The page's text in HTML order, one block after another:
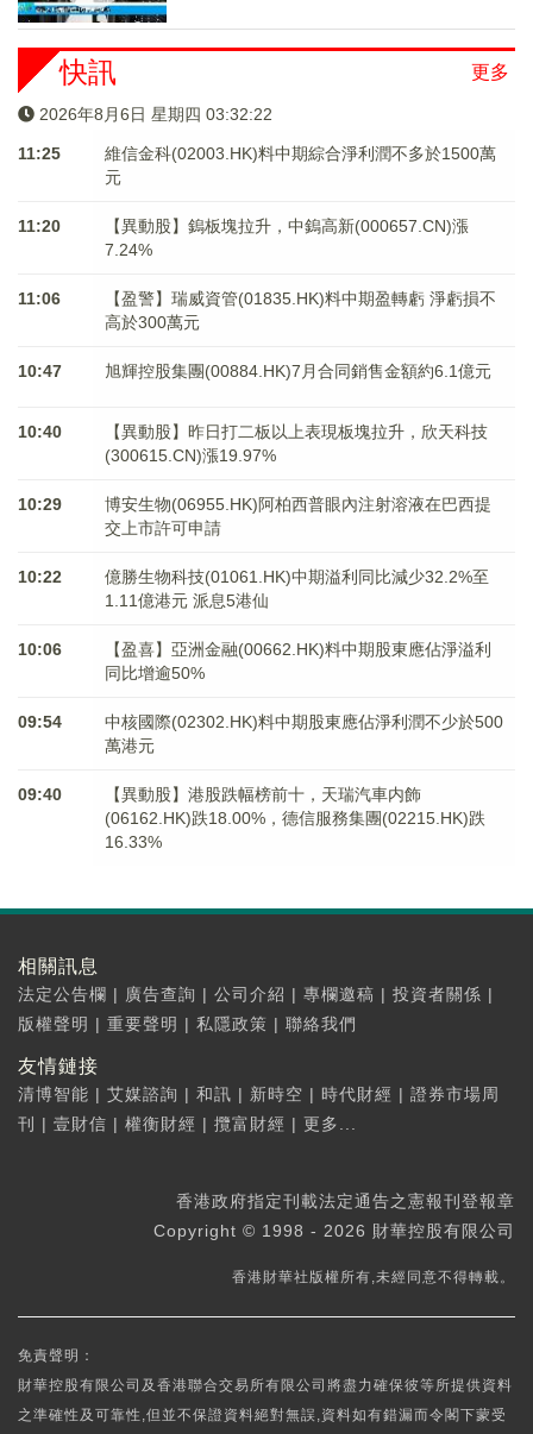
更多
快訊
2026年8月6日 星期四 03:32:22
11:25
維信金科(02003.HK)料中期綜合淨利潤不多於1500萬
元
11:20
【異動股】鎢板塊拉升，中鎢高新(000657.CN)漲
7.24%
11:06
【盈警】瑞威資管(01835.HK)料中期盈轉虧 淨虧損不
高於300萬元
10:47 旭輝控股集團(00884.HK)7月合同銷售金額約6.1億元
10:40
【異動股】昨日打二板以上表現板塊拉升，欣天科技
(300615.CN)漲19.97%
10:29
博安生物(06955.HK)阿柏西普眼內注射溶液在巴西提
交上市許可申請
10:22
億勝生物科技(01061.HK)中期溢利同比減少32.2%至
1.11億港元 派息5港仙
10:06
【盈喜】亞洲金融(00662.HK)料中期股東應佔淨溢利
同比增逾50%
09:54
中核國際(02302.HK)料中期股東應佔淨利潤不少於500
萬港元
09:40
【異動股】港股跌幅榜前十，天瑞汽車内飾
(06162.HK)跌18.00%，德信服務集團(02215.HK)跌
16.33%
相關訊息
法定公告欄 | 廣告查詢 | 公司介紹 | 專欄邀稿 | 投資者關係 |
版權聲明 | 重要聲明 | 私隱政策 | 聯絡我們
友情鏈接
清博智能 | 艾媒諮詢 | 和訊 | 新時空 | 時代財經 | 證券市場周
刊
| 壹財信 | 權衡財經 | 攬富財經 | 更多...
香港政府指定刊載法定通告之憲報刊登報章
Copyright © 1998 - 2026 財華控股有限公司
香港財華社版權所有,未經同意不得轉載。
免責聲明：
財華控股有限公司及香港聯合交易所有限公司將盡力確保彼等所提供資料
之準確性及可靠性,但並不保證資料絕對無誤,資料如有錯漏而令閣下蒙受